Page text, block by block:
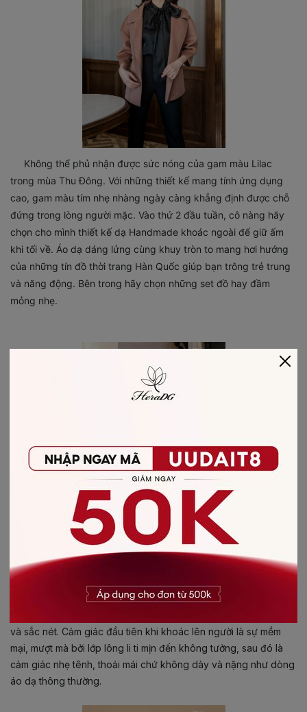
Không thể phủ nhận được sức nóng của gam màu Lilac
trong mùa Thu Đông. Với những thiết kế mang tính ứng dụng
cao, gam màu tím nhẹ nhàng ngày càng khẳng định được chỗ
đứng trong lòng người mặc. Vào thứ 2 đầu tuần, cô nàng hãy
chọn cho mình thiết kế dạ Handmade khoác ngoài để giữ ấm
khi tối về. Áo dạ dáng lửng cùng khuy tròn to mang hơi hướng
của những tín đồ thời trang Hàn Quốc giúp bạn trông trẻ trung
và năng động. Bên trong hãy chọn những set đồ hay đầm
mỏng nhẹ.
cashmere 100% tự nhiên, được khâu tay thủ công toàn bộ chi
và sắc nét. Cảm giác đầu tiên khi khoác lên người là sự mềm
mại, mượt mà bởi lớp lông li ti mịn đến không tưởng, sau đó là
cảm giác nhẹ tênh, thoải mái chứ không dày và nặng như dòng
áo dạ thông thường.